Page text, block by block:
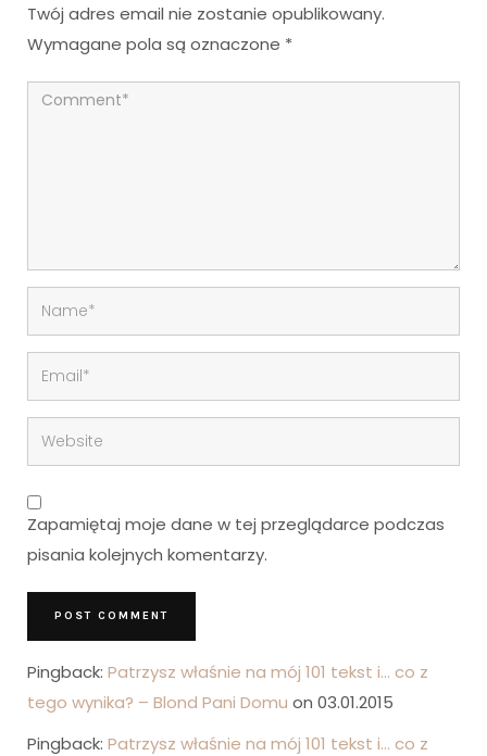
Twój adres email nie zostanie opublikowany.
Wymagane pola są oznaczone *
Zapamiętaj moje dane w tej przeglądarce podczas
pisania kolejnych komentarzy.
Pingback: Patrzysz właśnie na mój 101 tekst i… co z
tego wynika? – Blond Pani Domu on 03.01.2015
Pingback: Patrzysz właśnie na mój 101 tekst i... co z